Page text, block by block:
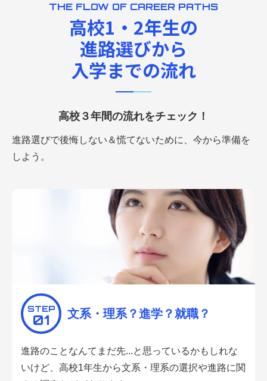
THE FLOW OF CAREER PATHS
高校1・2年生の
進路選びから
入学までの流れ
高校３年間の流れをチェック！
進路選びで後悔しない＆慌てないために、今から準備を
しよう。
STEP
01 文系・理系？進学？就職？
進路のことなんてまだ先...と思っているかもしれな
いけど、高校1年生から文系・理系の選択や進路に関